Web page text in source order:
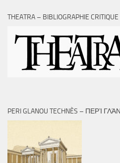
THEATRA – BIBLIOGRAPHIE CRITIQUE
PERI GLANOU TECHNÈS – ΠΕΡῚ